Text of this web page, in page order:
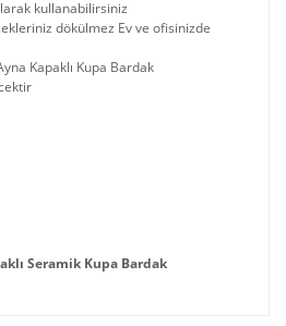
kullanabilirsiniz
dökülmez Ev ve ofisinizde
Kapaklı Kupa Bardak
Seramik Kupa Bardak